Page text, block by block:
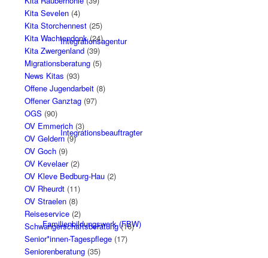
Integrationsagentur
Integrationsbeauftragter
Familienbildungswerk (FBW)
Kita Sevelen(4)
Kita Storchennest(25)
Kita Wachtendonk(24)
Kita Zwergenland(39)
Migrationsberatung(5)
News Kitas (93)
Offene Jugendarbeit(8)
Offener Ganztag(97)
OGS (90)
OV Emmerich(3)
OV Geldern(9)
OV Goch(9)
OV Kevelaer(2)
OV Kleve Bedburg-Hau(2)
OV Rheurdt(11)
OV Straelen(8)
Reiseservice(2)
Schwangerschaftsberatung(16)
Senior*innen-Tagespflege(17)
Seniorenberatung(35)